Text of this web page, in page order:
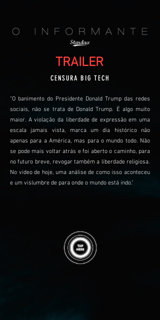
TRAILER
CENSURA BIG TECH
"O banimento do Presidente Donald Trump das redes
sociais, não se trata de Donald Trump. É algo muito
maior. A violação da liberdade de expressão em uma
escala jamais vista, marca um dia histórico não
apenas para a América, mas para o mundo todo. Não
se pode mais voltar atrás e foi aberto o caminho, para
no futuro breve, revogar também a liberdade religiosa.
No video de hoje, uma análise de como isso aconteceu
e um vislumbre de para onde o mundo está indo."